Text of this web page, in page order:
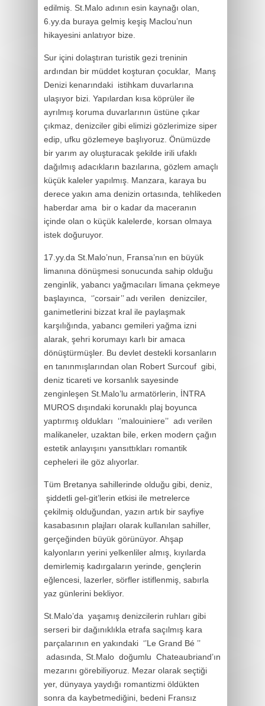
edilmiş. St.Malo adının esin kaynağı olan,
6.yy.da buraya gelmiş keşiş Maclou’nun
hikayesini anlatıyor bize.
Sur içini dolaştıran turistik gezi treninin
ardından bir müddet koşturan çocuklar, Manş
Denizi kenarındaki istihkam duvarlarına
ulaşıyor bizi. Yapılardan kısa köprüler ile
ayrılmış koruma duvarlarının üstüne çıkar
çıkmaz, denizciler gibi elimizi gözlerimize siper
edip, ufku gözlemeye başlıyoruz. Önümüzde
bir yarım ay oluşturacak şekilde irili ufaklı
dağılmış adacıkların bazılarına, gözlem amaçlı
küçük kaleler yapılmış. Manzara, karaya bu
derece yakın ama denizin ortasında, tehlikeden
haberdar ama bir o kadar da maceranın
içinde olan o küçük kalelerde, korsan olmaya
istek doğuruyor.
17.yy.da St.Malo’nun, Fransa’nın en büyük
limanına dönüşmesi sonucunda sahip olduğu
zenginlik, yabancı yağmacıları limana çekmeye
başlayınca, ‘’corsair’’ adı verilen denizciler,
ganimetlerini bizzat kral ile paylaşmak
karşılığında, yabancı gemileri yağma izni
alarak, şehri korumayı karlı bir amaca
dönüştürmüşler. Bu devlet destekli korsanların
en tanınmışlarından olan Robert Surcouf gibi,
deniz ticareti ve korsanlık sayesinde
zenginleşen St.Malo’lu armatörlerin, İNTRA
MUROS dışındaki korunaklı plaj boyunca
yaptırmış oldukları ‘’malouiniere’’ adı verilen
malikaneler, uzaktan bile, erken modern çağın
estetik anlayışını yansıttıkları romantik
cepheleri ile göz alıyorlar.
Tüm Bretanya sahillerinde olduğu gibi, deniz,
şiddetli gel-git’lerin etkisi ile metrelerce
çekilmiş olduğundan, yazın artık bir sayfiye
kasabasının plajları olarak kullanılan sahiller,
gerçeğinden büyük görünüyor. Ahşap
kalyonların yerini yelkenliler almış, kıyılarda
demirlemiş kadırgaların yerinde, gençlerin
eğlencesi, lazerler, sörfler istiflenmiş, sabırla
yaz günlerini bekliyor.
St.Malo’da yaşamış denizcilerin ruhları gibi
serseri bir dağınıklıkla etrafa saçılmış kara
parçalarının en yakındaki ‘’Le Grand Bé ’’
adasında, St.Malo doğumlu Chateaubriand’ın
mezarını görebiliyoruz. Mezar olarak seçtiği
yer, dünyaya yaydığı romantizmi öldükten
sonra da kaybetmediğini, bedeni Fransız